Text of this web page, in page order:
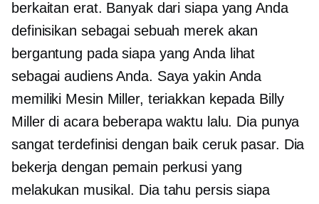
berkaitan erat. Banyak dari siapa yang Anda
definisikan sebagai sebuah merek akan
bergantung pada siapa yang Anda lihat
sebagai audiens Anda. Saya yakin Anda
memiliki Mesin Miller, teriakkan kepada Billy
Miller di acara beberapa waktu lalu. Dia punya
sangatterdefinisi dengan baik ceruk pasar. Dia
bekerja dengan pemain perkusi yang
melakukan musikal. Dia tahu persis siapa